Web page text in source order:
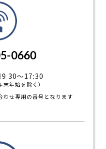
0660
～17:30
末年始を除く）
わせ専用の番号となります